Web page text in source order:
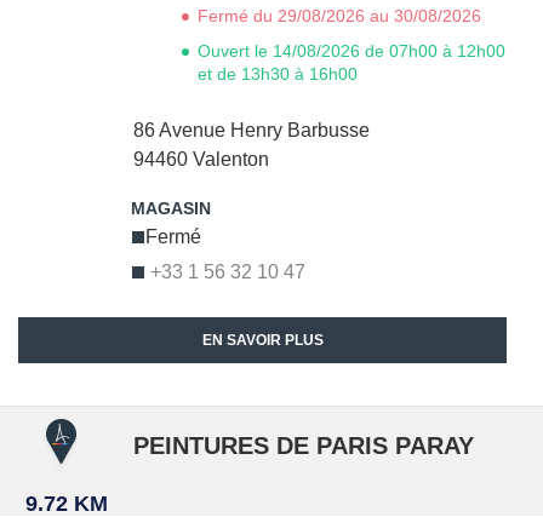
86 Avenue Henry Barbusse
94460 Valenton
+33 1 56 32 10 47
Fermé
Fermé du 29/08/2026 au 30/08/2026
Ouvert le 14/08/2026 de 07h00 à 12h00
et de 13h30 à 16h00
EN SAVOIR PLUS
9.72 KM
PEINTURES DE PARIS PARAY